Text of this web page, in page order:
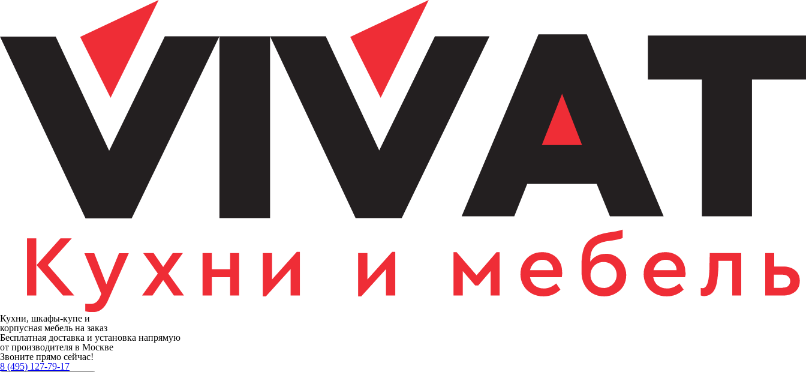
Кухни, шкафы-купе и
корпусная мебель на заказ
Бесплатная доставка и установка напрямую
от производителя в Москве
Звоните прямо сейчас!
8 (495) 127-79-17